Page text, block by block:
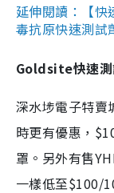
延伸閱讀：【快
毒抗原快速測試
Goldsite快速測
深水埗電子特
時更有優惠，
罩。另外有售
一樣低至$100/